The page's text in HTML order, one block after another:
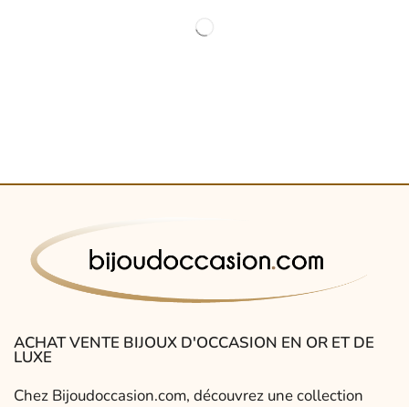
ACHAT VENTE BIJOUX D'OCCASION EN OR ET DE
LUXE
Chez Bijoudoccasion.com, découvrez une collection